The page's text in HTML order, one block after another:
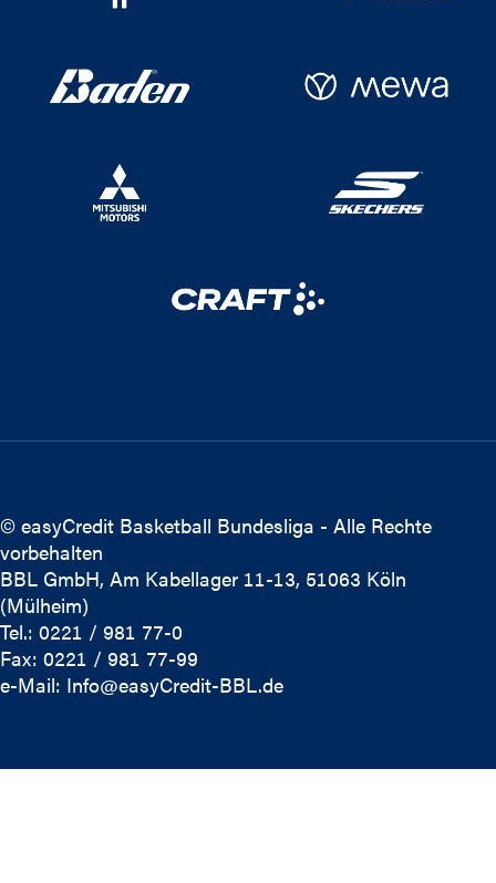
© easyCredit Basketball Bundesliga - Alle Rechte
vorbehalten
BBL GmbH, Am Kabellager 11-13, 51063 Köln
(Mülheim)
Tel.: 0221 / 981 77-0
Fax: 0221 / 981 77-99
e-Mail: Info@easyCredit-BBL.de